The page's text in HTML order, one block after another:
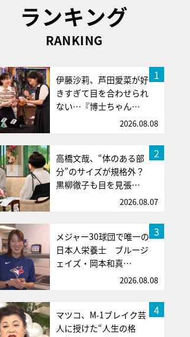
ランキング
RANKING
1
伊藤沙莉、芦田愛菜が好
きすぎて目を合わせられ
ない…『博士ちゃん…
2026.08.08
2
高橋文哉、“体のある部
分”のサイズが規格外？
黒柳徹子も目を見張…
2026.08.07
3
メジャー30球団で唯一の
日本人栄養士 ブルージ
ェイズ・岡本和真…
2026.08.08
4
マツコ、M-1ブレイク芸
人に授けた“人生の格